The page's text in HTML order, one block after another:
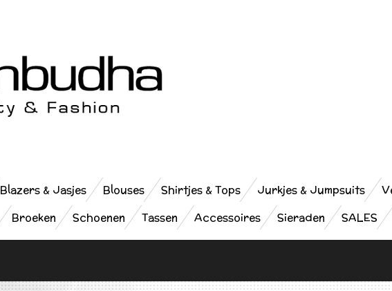
Blazers & Jasjes Blouses Shirtjes & Tops Jurkjes & Jumpsuits
Broeken Schoenen Tassen Accessoires Sieraden SALES